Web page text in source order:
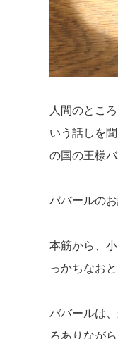
人間のとこ
いう話しを
の国の王様
ババールの
本筋から、
っかちなお
ババールは
ろありなが